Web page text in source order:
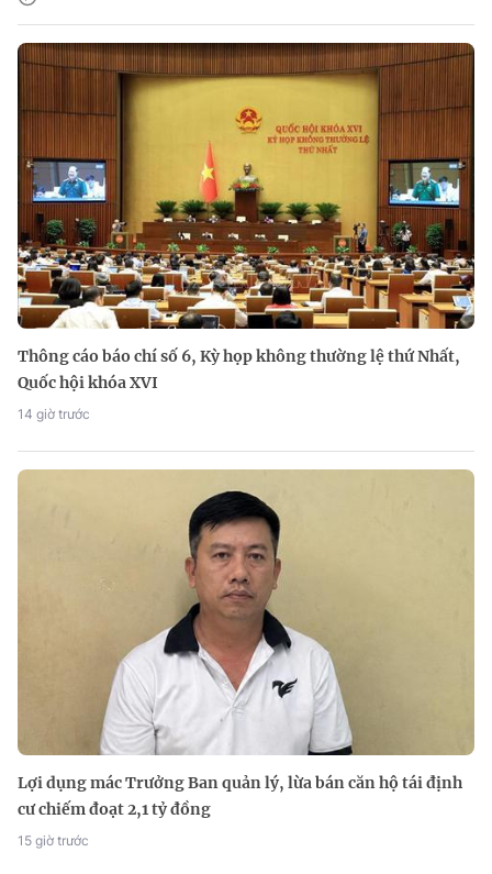
Thông cáo báo chí số 6, Kỳ họp không thường lệ thứ Nhất,
Quốc hội khóa XVI
14 giờ trước
Lợi dụng mác Trưởng Ban quản lý, lừa bán căn hộ tái định
cư chiếm đoạt 2,1 tỷ đồng
15 giờ trước